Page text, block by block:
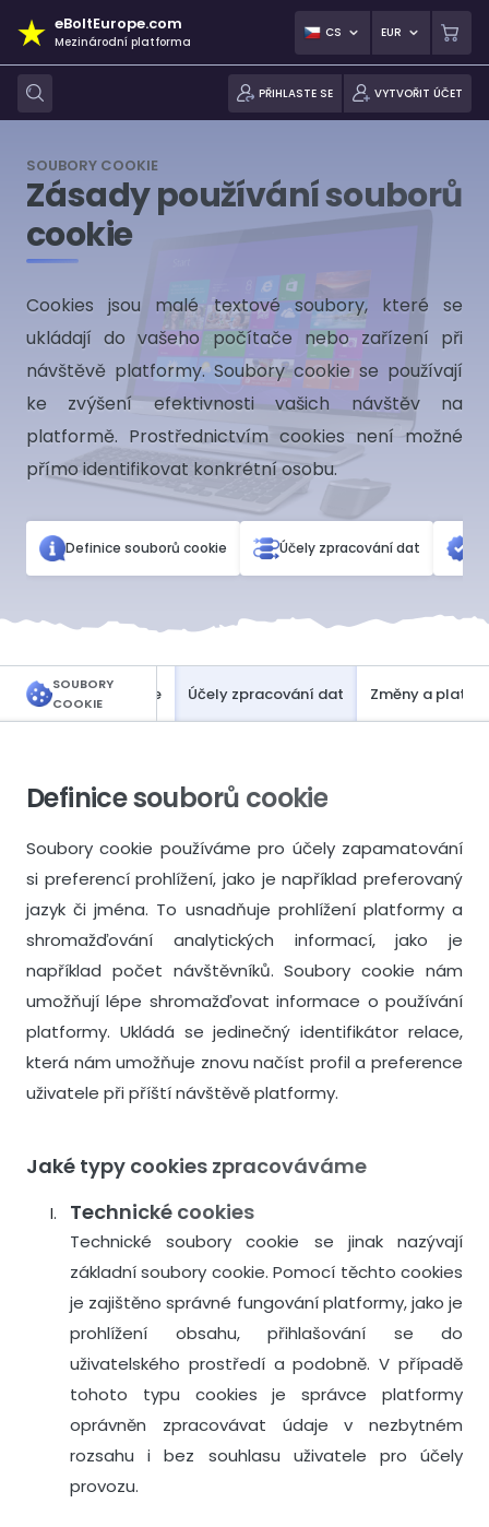
eBoltEurope.com
Mezinárodní platforma
CS EUR
PŘIHLASTE SE VYTVOŘIT ÚČET
SOUBORY COOKIE
Zásady používání souborů
cookie
Cookies jsou malé textové soubory, které se
ukládají do vašeho počítače nebo zařízení při
návštěvě platformy. Soubory cookie se používají
ke zvýšení efektivnosti vašich návštěv na
platformě. Prostřednictvím cookies není možné
přímo identifikovat konkrétní osobu.
Definice souborů cookie Účely zpracování dat
SOUBORY
COOKIE
souborů cookie Účely zpracování dat Změny a
Definice souborů cookie
Soubory cookie používáme pro účely zapamatování
si preferencí prohlížení, jako je například preferovaný
jazyk či jména. To usnadňuje prohlížení platformy a
shromažďování analytických informací, jako je
například počet návštěvníků. Soubory cookie nám
umožňují lépe shromažďovat informace o používání
platformy. Ukládá se jedinečný identifikátor relace,
která nám umožňuje znovu načíst profil a preference
uživatele při příští návštěvě platformy.
Jaké typy cookies zpracováváme
Technické cookies
Technické soubory cookie se jinak nazývají
základní soubory cookie. Pomocí těchto cookies
je zajištěno správné fungování platformy, jako je
prohlížení obsahu, přihlašování se do
uživatelského prostředí a podobně. V případě
tohoto typu cookies je správce platformy
oprávněn zpracovávat údaje v nezbytném
rozsahu i bez souhlasu uživatele pro účely
provozu.